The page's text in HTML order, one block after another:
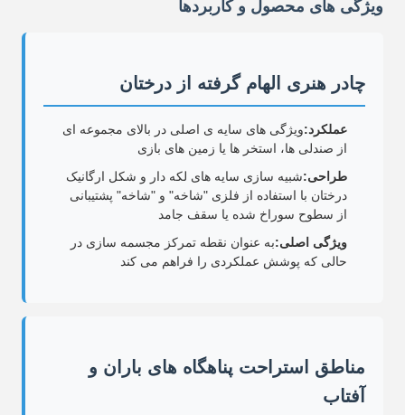
ویژگی های محصول و کاربردها
چادر هنری الهام گرفته از درختان
عملکرد:ویژگی های سایه ی اصلی در بالای مجموعه ای
از صندلی ها، استخر ها یا زمین های بازی
طراحی:شبیه سازی سایه های لکه دار و شکل ارگانیک
درختان با استفاده از فلزی "شاخه" و "شاخه" پشتیبانی
از سطوح سوراخ شده یا سقف جامد
ویژگی اصلی:به عنوان نقطه تمرکز مجسمه سازی در
حالی که پوشش عملکردی را فراهم می کند
مناطق استراحت پناهگاه های باران و
آفتاب